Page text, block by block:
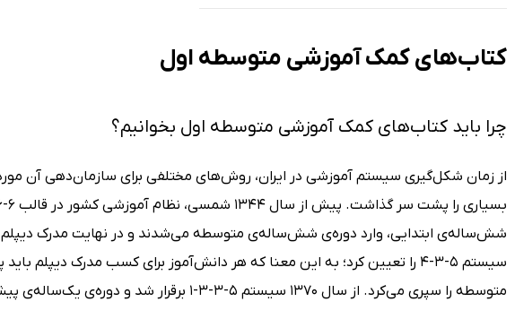
کتاب‌های کمک آموزشی متوسطه اول
چرا باید کتاب‌‌های کمک آموزشی متوسطه اول بخوانیم؟
از زمان شکل‌گیری سیستم آموزشی در ایران، روش‌های مختلفی برای سازمان‌دهی آن
شش‌ساله‌ی ابتدایی، وارد دوره‌ی شش‌ساله‌ی متوسطه می‌شدند و در نهایت مدرک دیپلم
سیستم 5-3-4 را تعیین کرد؛ به این معنا که هر دانش‌آموز برای کسب مدرک
متوسطه را سپری می‌کرد. از سال 1370 سیستم 5-3-3-1 برقرار شد و دوره‌ی یک‌ساله‌ی پیش‌دانشگاهی خود را از متوسطه جدا کرد.